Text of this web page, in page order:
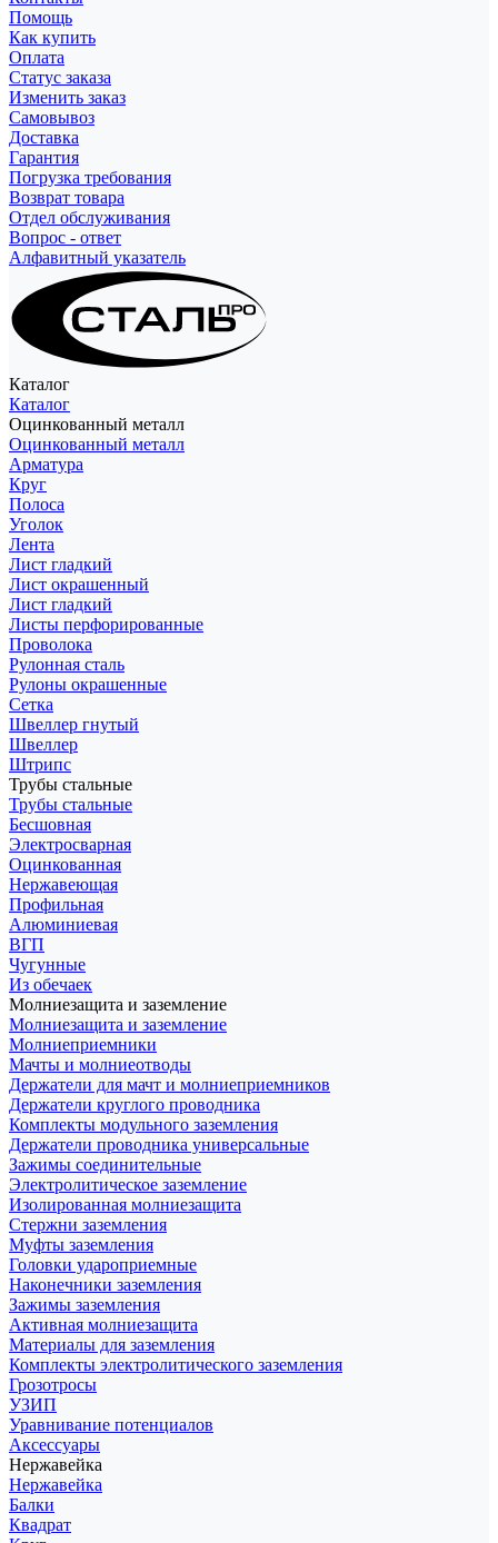
Помощь
Как купить
Оплата
Статус заказа
Изменить заказ
Самовывоз
Доставка
Гарантия
Погрузка требования
Возврат товара
Отдел обслуживания
Вопрос - ответ
Алфавитный указатель
Каталог
Каталог
Оцинкованный металл
Оцинкованный металл
Арматура
Круг
Полоса
Уголок
Лента
Лист гладкий
Лист окрашенный
Лист гладкий
Листы перфорированные
Проволока
Рулонная сталь
Рулоны окрашенные
Сетка
Швеллер гнутый
Швеллер
Штрипс
Трубы стальные
Трубы стальные
Бесшовная
Электросварная
Оцинкованная
Нержавеющая
Профильная
Алюминиевая
ВГП
Чугунные
Из обечаек
Молниезащита и заземление
Молниезащита и заземление
Молниеприемники
Мачты и молниеотводы
Держатели для мачт и молниеприемников
Держатели круглого проводника
Комплекты модульного заземления
Держатели проводника универсальные
Зажимы соединительные
Электролитическое заземление
Изолированная молниезащита
Стержни заземления
Муфты заземления
Головки удароприемные
Наконечники заземления
Зажимы заземления
Активная молниезащита
Материалы для заземления
Комплекты электролитического заземления
Грозотросы
УЗИП
Уравнивание потенциалов
Аксессуары
Нержавейка
Нержавейка
Балки
Квадрат